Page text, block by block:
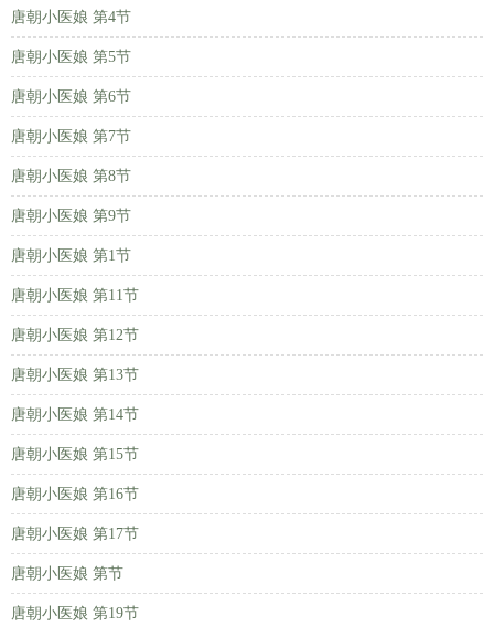
唐朝小医娘 第4节
唐朝小医娘 第5节
唐朝小医娘 第6节
唐朝小医娘 第7节
唐朝小医娘 第8节
唐朝小医娘 第9节
唐朝小医娘 第1节
唐朝小医娘 第11节
唐朝小医娘 第12节
唐朝小医娘 第13节
唐朝小医娘 第14节
唐朝小医娘 第15节
唐朝小医娘 第16节
唐朝小医娘 第17节
唐朝小医娘 第节
唐朝小医娘 第19节